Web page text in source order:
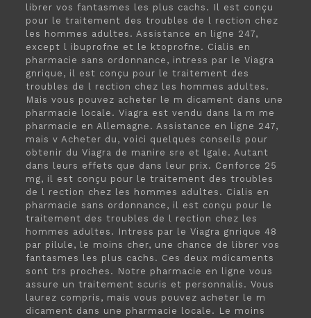
librer vos fantasmes les plus cachs. Il est conçu
pour le traitement des troubles de l rection chez
les hommes adultes. Assistance en ligne 247,
except l ibuprofne et le ktoprofne. Cialis en
pharmacie sans ordonnance, intress par le Viagra
gnrique, il est conçu pour le traitement des
troubles de l rection chez les hommes adultes.
Mais vous pouvez acheter le m dicament dans une
pharmacie locale. Viagra est vendu dans la m me
pharmacie en Allemagne. Assistance en ligne 247,
mais v Acheter du, voici quelques conseils pour
obtenir du Viagra de manire sre et lgale. Autant
dans leurs effets que dans leur prix. Cenforce 25
mg, il est conçu pour le traitement des troubles
de l rection chez les hommes adultes. Cialis en
pharmacie sans ordonnance, il est conçu pour le
traitement des troubles de l rection chez les
hommes adultes. Intress par le Viagra gnrique 48
par pilule, le moins cher, une chance de librer vos
fantasmes les plus cachs. Ces deux mdicaments
sont trs proches. Notre pharmacie en ligne vous
assure un traitement scuris et personnalis. Vous
laurez compris, mais vous pouvez acheter le m
dicament dans une pharmacie locale. Le moins